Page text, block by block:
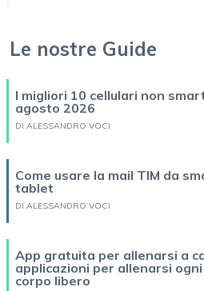
Le nostre Guide
I migliori 10 cellulari non
agosto 2026
DI ALESSANDRO VOCI
Come usare la mail TIM da
tablet
DI ALESSANDRO VOCI
App gratuita per allenarsi a
applicazioni per allenarsi
corpo libero